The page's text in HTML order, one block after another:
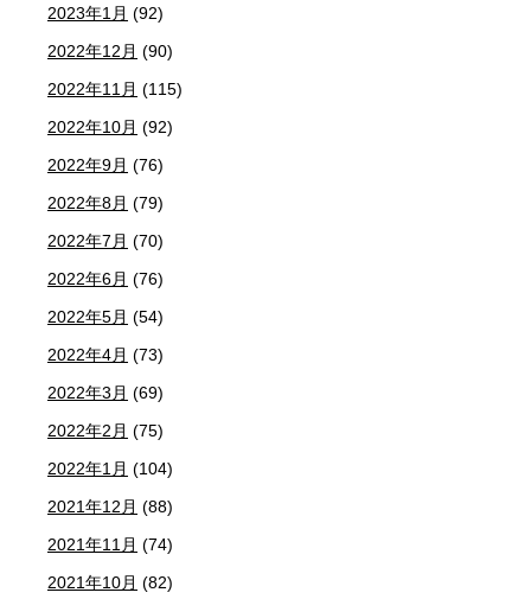
2023年1月 (92)
2022年12月 (90)
2022年11月 (115)
2022年10月 (92)
2022年9月 (76)
2022年8月 (79)
2022年7月 (70)
2022年6月 (76)
2022年5月 (54)
2022年4月 (73)
2022年3月 (69)
2022年2月 (75)
2022年1月 (104)
2021年12月 (88)
2021年11月 (74)
2021年10月 (82)